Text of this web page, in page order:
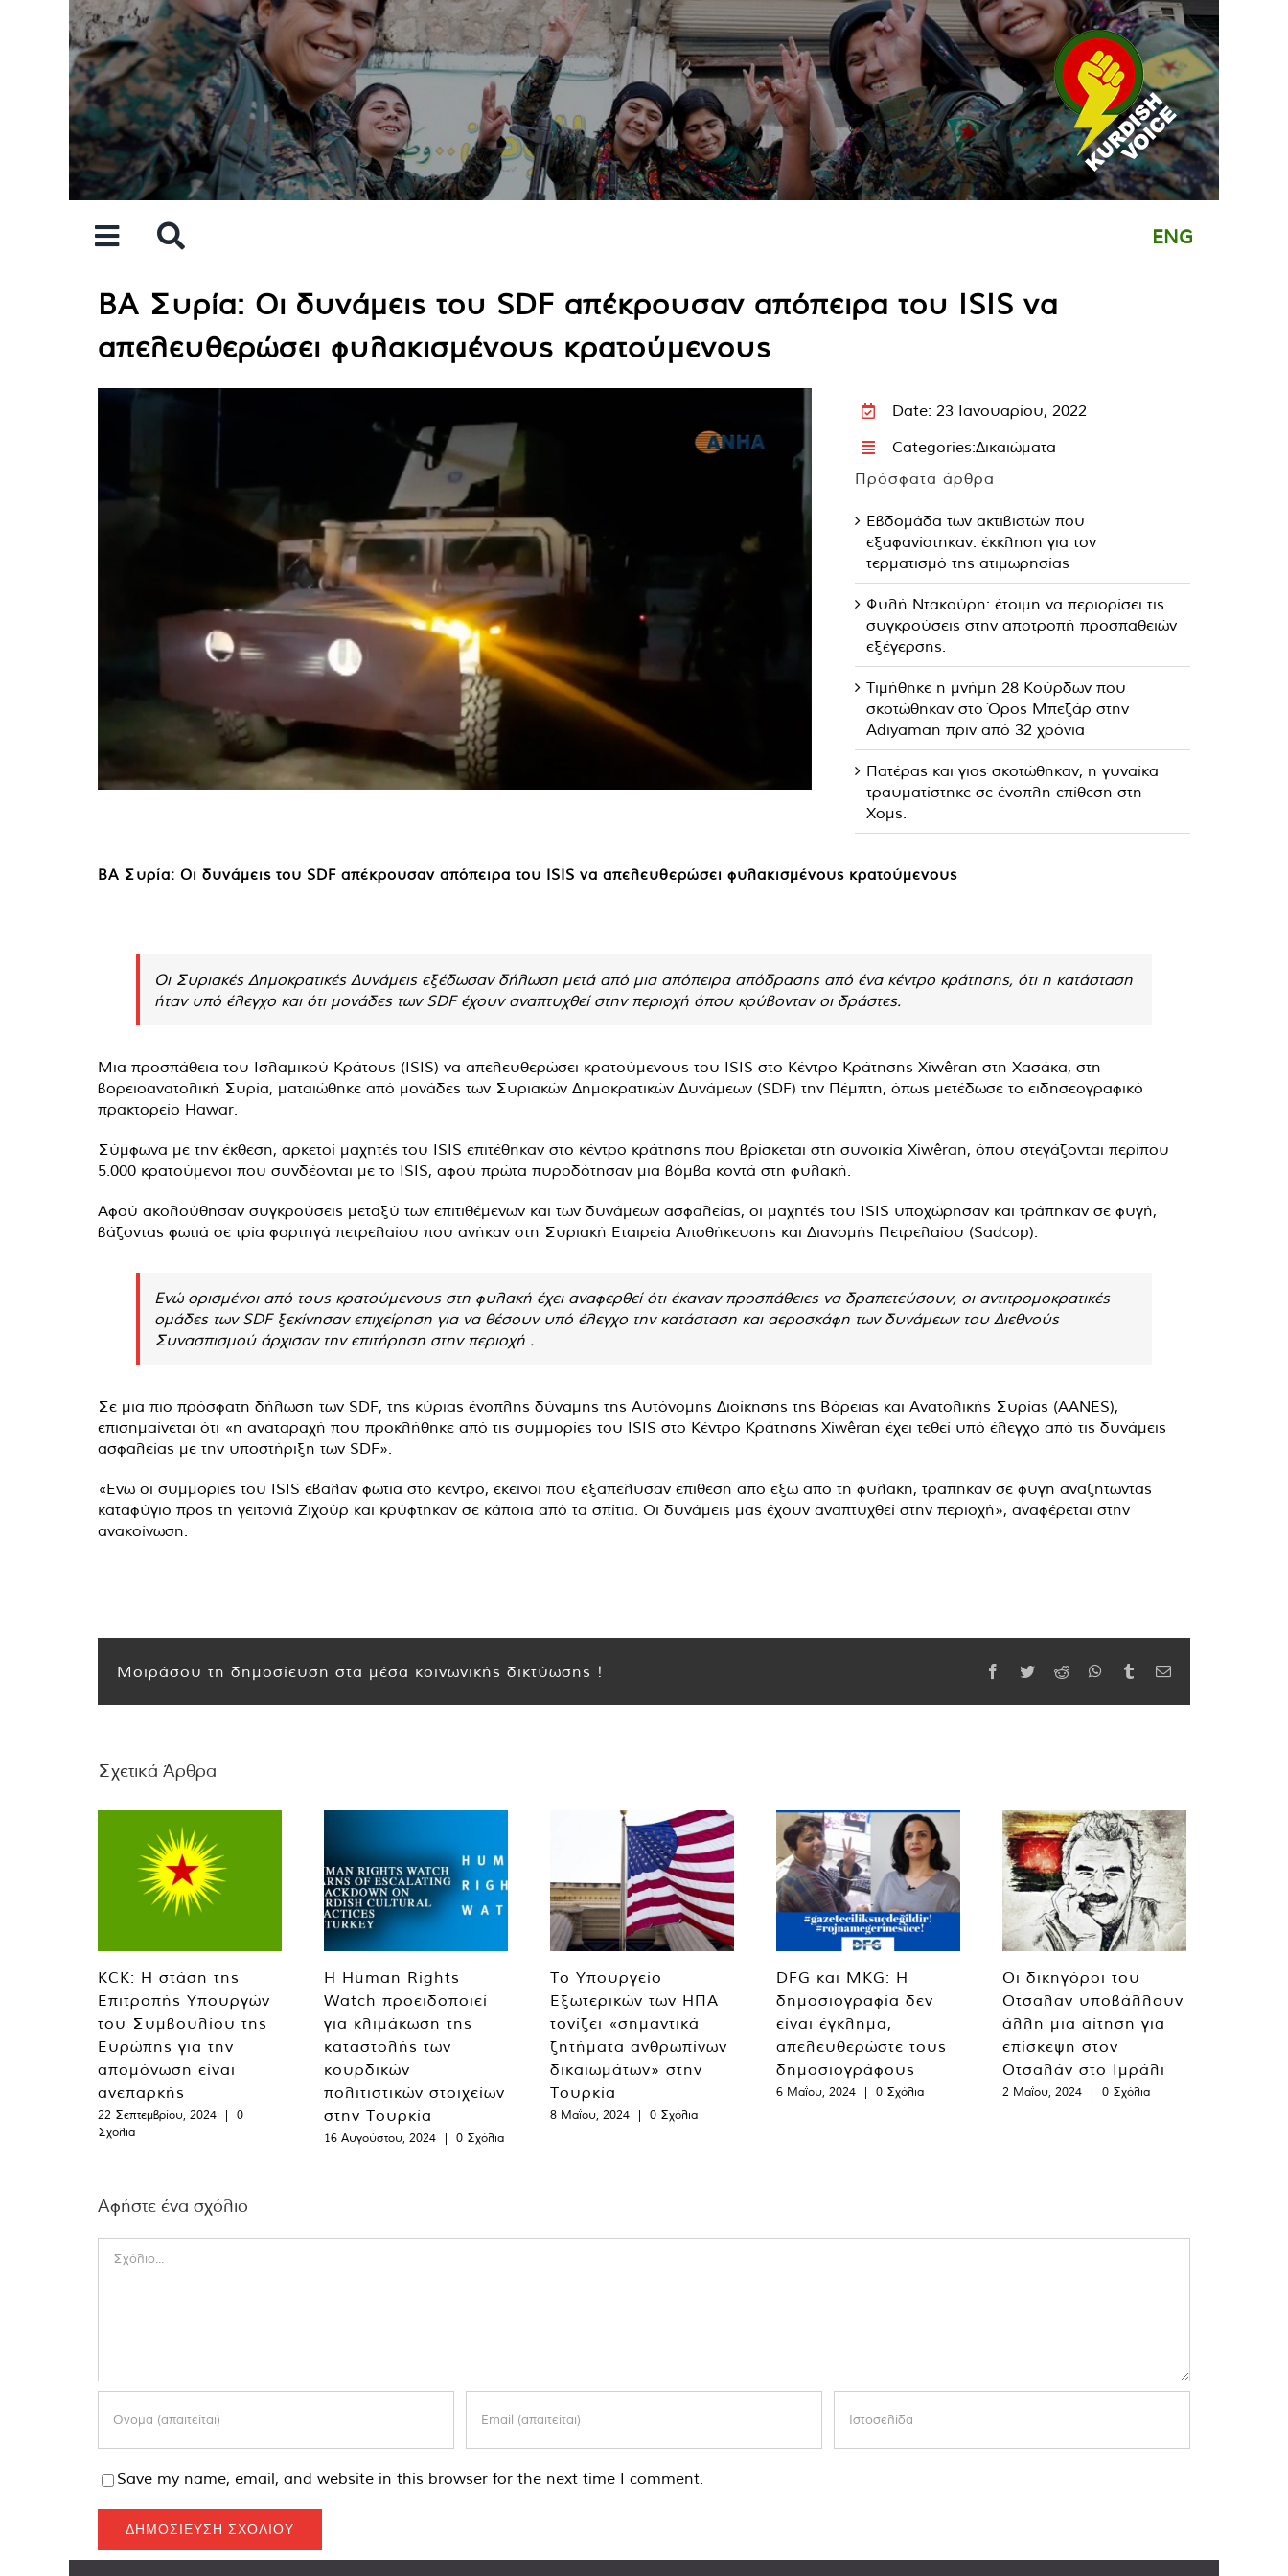
ENG
ΒΑ Συρία: Οι δυνάμεις του SDF απέκρουσαν απόπειρα του ISIS να
απελευθερώσει φυλακισμένους κρατούμενους
Date: 23 Ιανουαρίου, 2022
Categories:Δικαιώματα
Πρόσφατα άρθρα
Εβδομάδα των ακτιβιστών που
εξαφανίστηκαν: έκκληση για τον
τερματισμό της ατιμωρησίας
Φυλή Ντακούρη: έτοιμη να περιορίσει τις
συγκρούσεις στην αποτροπή προσπαθειών
εξέγερσης.
Τιμήθηκε η μνήμη 28 Κούρδων που
σκοτώθηκαν στο Όρος Μπεζάρ στην
Adıyaman πριν από 32 χρόνια
Πατέρας και γιος σκοτώθηκαν, η γυναίκα
τραυματίστηκε σε ένοπλη επίθεση στη
Χομς.
ΒΑ Συρία: Οι δυνάμεις του SDF απέκρουσαν απόπειρα του ISIS να απελευθερώσει φυλακισμένους κρατούμενους
Οι Συριακές Δημοκρατικές Δυνάμεις εξέδωσαν δήλωση μετά από μια απόπειρα απόδρασης από ένα κέντρο κράτησης, ότι η κατάσταση
ήταν υπό έλεγχο και ότι μονάδες των SDF έχουν αναπτυχθεί στην περιοχή όπου κρύβονταν οι δράστες.
Μια προσπάθεια του Ισλαμικού Κράτους (ISIS) να απελευθερώσει κρατούμενους του ISIS στο Κέντρο Κράτησης Xiwêran στη Χασάκα, στη
βορειοανατολική Συρία, ματαιώθηκε από μονάδες των Συριακών Δημοκρατικών Δυνάμεων (SDF) την Πέμπτη, όπως μετέδωσε το ειδησεογραφικό
πρακτορείο Hawar.
Σύμφωνα με την έκθεση, αρκετοί μαχητές του ISIS επιτέθηκαν στο κέντρο κράτησης που βρίσκεται στη συνοικία Xiwêran, όπου στεγάζονται περίπου
5.000 κρατούμενοι που συνδέονται με το ISIS, αφού πρώτα πυροδότησαν μια βόμβα κοντά στη φυλακή.
Αφού ακολούθησαν συγκρούσεις μεταξύ των επιτιθέμενων και των δυνάμεων ασφαλείας, οι μαχητές του ISIS υποχώρησαν και τράπηκαν σε φυγή,
βάζοντας φωτιά σε τρία φορτηγά πετρελαίου που ανήκαν στη Συριακή Εταιρεία Αποθήκευσης και Διανομής Πετρελαίου (Sadcop).
Ενώ ορισμένοι από τους κρατούμενους στη φυλακή έχει αναφερθεί ότι έκαναν προσπάθειες να δραπετεύσουν, οι αντιτρομοκρατικές
ομάδες των SDF ξεκίνησαν επιχείρηση για να θέσουν υπό έλεγχο την κατάσταση και αεροσκάφη των δυνάμεων του Διεθνούς
Συνασπισμού άρχισαν την επιτήρηση στην περιοχή .
Σε μια πιο πρόσφατη δήλωση των SDF, της κύριας ένοπλης δύναμης της Αυτόνομης Διοίκησης της Βόρειας και Ανατολικής Συρίας (AANES),
επισημαίνεται ότι «η αναταραχή που προκλήθηκε από τις συμμορίες του ISIS στο Κέντρο Κράτησης Xiwêran έχει τεθεί υπό έλεγχο από τις δυνάμεις
ασφαλείας με την υποστήριξη των SDF».
«Ενώ οι συμμορίες του ISIS έβαλαν φωτιά στο κέντρο, εκείνοι που εξαπέλυσαν επίθεση από έξω από τη φυλακή, τράπηκαν σε φυγή αναζητώντας
καταφύγιο προς τη γειτονιά Ζιχούρ και κρύφτηκαν σε κάποια από τα σπίτια. Οι δυνάμεις μας έχουν αναπτυχθεί στην περιοχή», αναφέρεται στην
ανακοίνωση.
Μοιράσου τη δημοσίευση στα μέσα κοινωνικής δικτύωσης ! Facebook
TwitterReddit WhatsApp
TumblrEmail
Σχετικά Άρθρα
KCK: Η στάση της
Επιτροπής Υπουργών
του Συμβουλίου της
Ευρώπης για την
απομόνωση είναι
ανεπαρκής
22 Σεπτεμβρίου, 2024 |
0
Σχόλια
Η Human Rights
Watch προειδοποιεί
για κλιμάκωση της
καταστολής των
κουρδικών
πολιτιστικών στοιχείων
στην Τουρκία
16 Αυγούστου, 2024 | 0 Σχόλια
Το Υπουργείο
Εξωτερικών των ΗΠΑ
τονίζει «σημαντικά
ζητήματα ανθρωπίνων
δικαιωμάτων» στην
Τουρκία
8 Μαΐου, 2024 | 0 Σχόλια
DFG και MKG: Η
δημοσιογραφία δεν
είναι έγκλημα,
απελευθερώστε τους
δημοσιογράφους
6 Μαΐου, 2024 | 0 Σχόλια
Οι δικηγόροι του
Οτσαλαν υποβάλλουν
άλλη μια αίτηση για
επίσκεψη στον
Οτσαλάν στο Ιμράλι
2 Μαΐου, 2024 | 0 Σχόλια
Αφήστε ένα σχόλιο
Save my name, email, and website in this browser for the next time I comment.